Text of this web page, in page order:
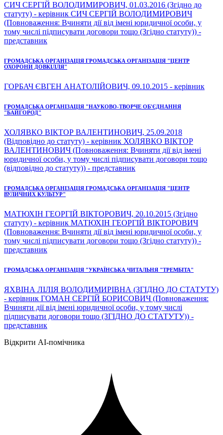
СИЧ СЕРГІЙ ВОЛОДИМИРОВИЧ, 01.03.2016 (Згідно до
статуту) - керівник СИЧ СЕРГІЙ ВОЛОДИМИРОВИЧ
(Повноваження: Вчиняти дії від імені юридичної особи, у
тому числі підписувати договори тощо (Згідно статуту)) -
представник
ГРОМАДСЬКА ОРГАНІЗАЦІЯ ГРОМАДСЬКА ОРГАНІЗАЦІЯ "ЦЕНТР
ОХОРОНИ ДОВКІЛЛЯ"
ГОРБАЧ ЄВГЕН АНАТОЛІЙОВИЧ, 09.10.2015 - керівник
ГРОМАДСЬКА ОРГАНІЗАЦІЯ "НАУКОВО-ТВОРЧЕ ОБ'ЄДНАННЯ
"БАЙГОРОД"
ХОЛЯВКО ВІКТОР ВАЛЕНТИНОВИЧ, 25.09.2018
(Відповідно до статуту) - керівник ХОЛЯВКО ВІКТОР
ВАЛЕНТИНОВИЧ (Повноваження: Вчиняти дії від імені
юридичної особи, у тому числі підписувати договори тощо
(відповідно до статуту)) - представник
ГРОМАДСЬКА ОРГАНІЗАЦІЯ ГРОМАДСЬКА ОРГАНІЗАЦІЯ "ЦЕНТР
ВУЛИЧНИХ КУЛЬТУР"
МАТЮХІН ГЕОРГІЙ ВІКТОРОВИЧ, 20.10.2015 (Згідно
статуту) - керівник МАТЮХІН ГЕОРГІЙ ВІКТОРОВИЧ
(Повноваження: Вчиняти дії від імені юридичної особи, у
тому числі підписувати договори тощо (Згідно статуту)) -
представник
ГРОМАДСЬКА ОРГАНІЗАЦІЯ "УКРАЇНСЬКА ЧИТАЛЬНЯ "ТРЕМБІТА"
ЯХВІНА ЛІЛІЯ ВОЛОДИМИРІВНА (ЗГІДНО ДО СТАТУТУ)
- керівник ГОМАН СЕРГІЙ БОРИСОВИЧ (Повноваження:
Вчиняти дії від імені юридичної особи, у тому числі
підписувати договори тощо (ЗГІДНО ДО СТАТУТУ)) -
представник
Відкрити AI-помічника